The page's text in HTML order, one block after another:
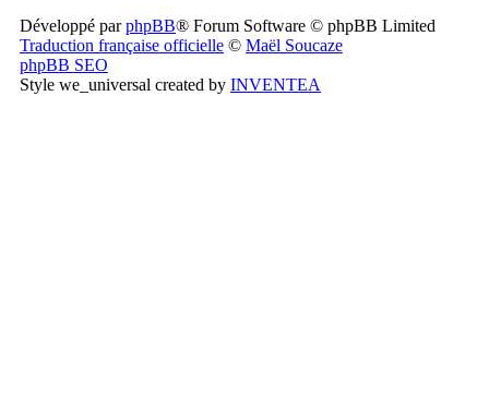
Développé parphpBB® Forum Software © phpBB Limited
Traduction française officielle © Maël Soucaze
phpBB SEO
Style we_universal created by INVENTEA